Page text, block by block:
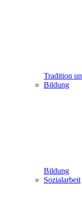
Tradition
Bildung
Bildung
Sozialarbeit